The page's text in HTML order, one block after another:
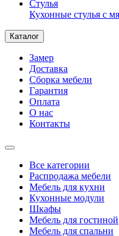
Стулья
Кухонные стулья с
Каталог
Замер
Доставка
Сборка мебели
Гарантия
Оплата
О нас
Контакты
Все категории
Распродажа мебели
Мебель для кухни
Кухонные модули
Шкафы
Мебель для гостиной
Мебель для спальни